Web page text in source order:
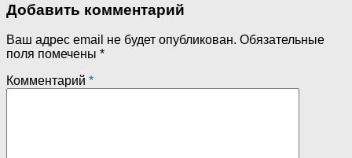
Добавить комментарий
Ваш адрес email не будет опубликован. Обязательные
поля помечены *
Комментарий *